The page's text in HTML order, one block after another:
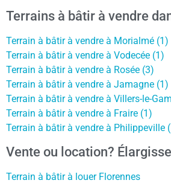
Terrains à bâtir à vendre
Terrain à bâtir à vendre à Morialmé (1)
Terrain à bâtir à vendre à Vodecée (1)
Terrain à bâtir à vendre à Rosée (3)
Terrain à bâtir à vendre à Jamagne (1)
Terrain à bâtir à vendre à Villers-le-
Terrain à bâtir à vendre à Fraire (1)
Terrain à bâtir à vendre à Philippeville
Vente ou location?
Terrain à bâtir à louer Florennes